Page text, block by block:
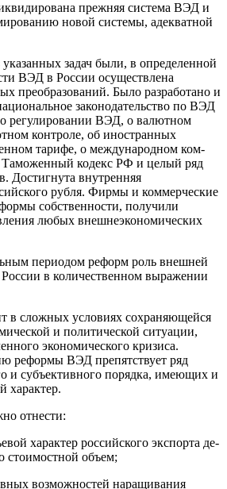
прежняя система ВЭД и
новой системы, адекватной
задач были, в определенной
ВЭД в России осуществлена
преобразований. Было разработано и
законодательство по ВЭД
регули­ровании ВЭД, о валютном
контроле, об ино­странных
тарифе, о международном ком­
Таможенный кодекс РФ и целый ряд
Достигнута внутренняя
руб­ля. Фирмы и коммерческие
собственности, получили
любых внешнеэкономических
периодом реформ роль внешней
в количественном выражении
в сложных условиях сохраняющейся
и политической ситуации,
экономического кризиса.
рефор­мы ВЭД препятствует ряд
и субъективного по­рядка, имеющих и
характер.
отнести:
характер российского экспорта де­
стоимостной объем;
возможностей наращивания